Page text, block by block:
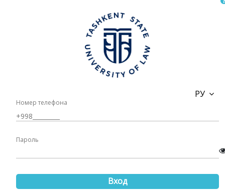
РУ
Номер телефона
Пароль
Вход